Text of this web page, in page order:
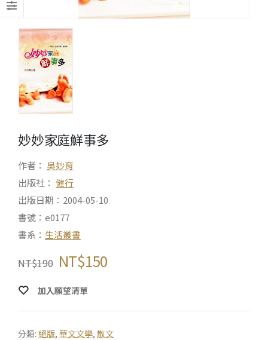
妙妙家庭鮮事多
作者： 吳妙育
出版社： 健行
出版日期：2004-05-10
書號：e0177
書系： 生活叢書
NT$190 NT$150
加入願望清單
分類: 絕版, 華文文學, 散文